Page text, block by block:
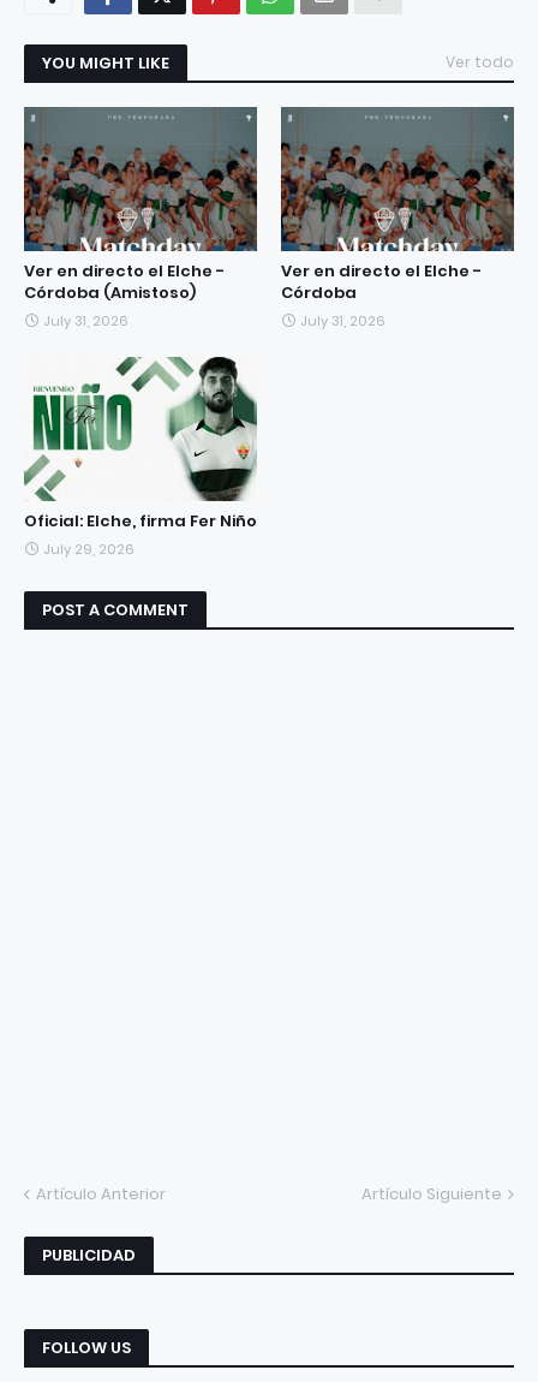
YOU MIGHT LIKE Ver todo
Ver en directo el Elche -
Córdoba (Amistoso)
July 31, 2026
Ver en directo el Elche -
Córdoba
July 31, 2026
Oficial: Elche, firma Fer Niño
July 29, 2026
POST A COMMENT
Artículo Anterior Artículo Siguiente
PUBLICIDAD
FOLLOW US